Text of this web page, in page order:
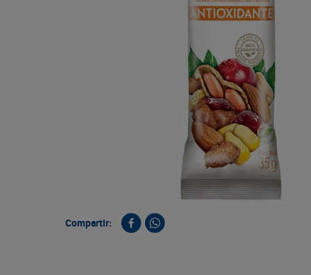
queso
Compartir: